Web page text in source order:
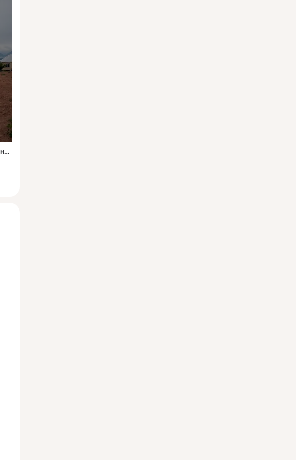
Древняя квартира-студия без гвоздей: юрточные лагеря в Кыргызстане набирают популярность у туристов